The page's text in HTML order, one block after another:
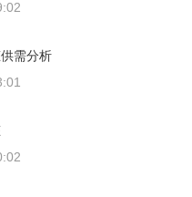
需分析